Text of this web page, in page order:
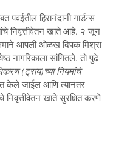
पवईतील हिरानंदानी गार्डन्स
निवृत्तीवेतन खाते आहे. २ जून
आपली ओळख दिपक मिश्रा
नागरिकाला सांगितले. तो पुढे
(ट्राय)च्या नियमांचे
केले जाईल आणि त्यानंतर
निवृत्तीवेतन खाते सुरक्षित करणे